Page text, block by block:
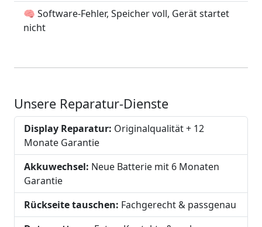
🧠 Software-Fehler, Speicher voll, Gerät startet
nicht
Unsere Reparatur-Dienste
Display Reparatur: Originalqualität + 12
Monate Garantie
Akkuwechsel: Neue Batterie mit 6 Monaten
Garantie
Rückseite tauschen: Fachgerecht & passgenau